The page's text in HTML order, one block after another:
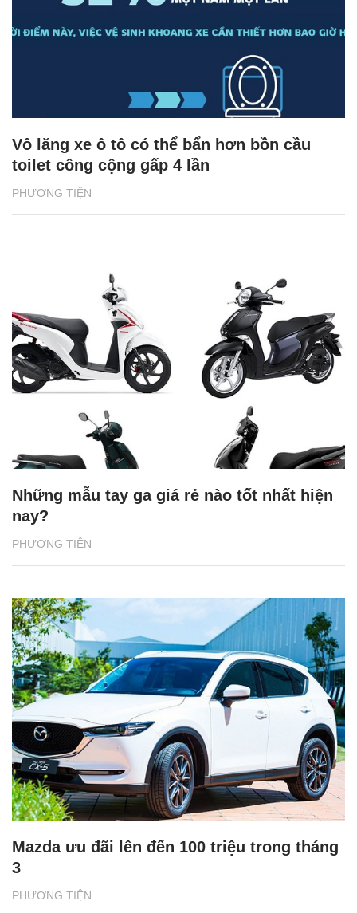
PHƯƠNG TIỆN
Vô lăng xe ô tô có thể bẩn hơn bồn cầu
toilet công cộng gấp 4 lần
PHƯƠNG TIỆN
Những mẫu tay ga giá rẻ nào tốt nhất hiện
nay?
PHƯƠNG TIỆN
Mazda ưu đãi lên đến 100 triệu trong tháng
3